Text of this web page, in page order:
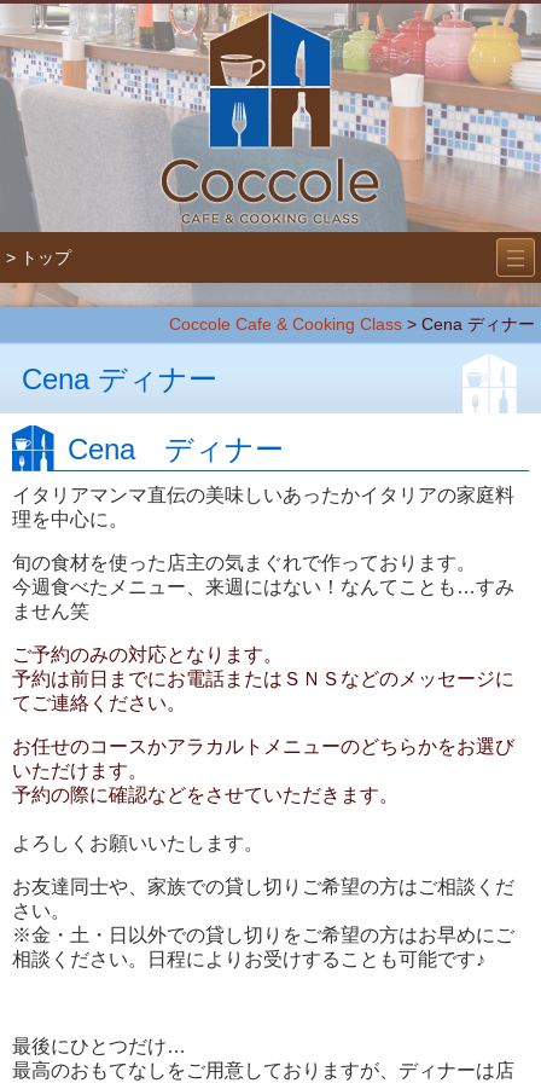
> トップ ―
―
―
Coccole Cafe & Cooking Class > Cena ディナー
Cena ディナー
Cena ディナー
イタリアマンマ直伝の美味しいあったかイタリアの家庭料
理を中心に。
旬の食材を使った店主の気まぐれで作っております。
今週食べたメニュー、来週にはない！なんてことも…すみ
ません笑
ご予約のみの対応となります。
予約は前日までにお電話またはＳＮＳなどのメッセージに
てご連絡ください。
お任せのコースかアラカルトメニューのどちらかをお選び
いただけます。
予約の際に確認などをさせていただきます。
よろしくお願いいたします。
お友達同士や、家族での貸し切りご希望の方はご相談くだ
さい。
※金・土・日以外での貸し切りをご希望の方はお早めにご
相談ください。日程によりお受けすることも可能です♪
最後にひとつだけ…
最高のおもてなしをご用意しておりますが、ディナーは店